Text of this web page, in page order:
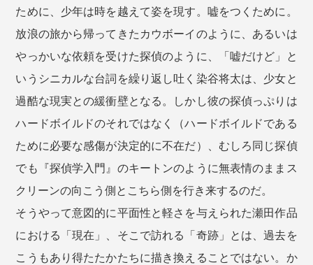
ために、少年は時を越えて姿を現す。嘘をつくために。
放浪の旅から帰ってきたカウボーイのように、あるいは
やっかいな依頼を受けた探偵のように、「嘘だけど」と
いうシニカルな台詞を繰り返し吐く染谷将太は、少女と
過酷な現実との緩衝壁となる。しかし彼の探偵っぷりは
ハードボイルドのそれではなく（ハードボイルドである
ために必要な感傷が決定的に不在だ）、むしろ同じ探偵
でも『探偵学入門』のキートンのように無表情のままス
クリーンの向こう側とこちら側を行き来するのだ。
そうやって意図的に平面性と軽さを与えられた瀬田作品
における「現在」、そこで訪れる「奇跡」とは、過去を
こうもあり得たたかたちに描き換えることではない。か